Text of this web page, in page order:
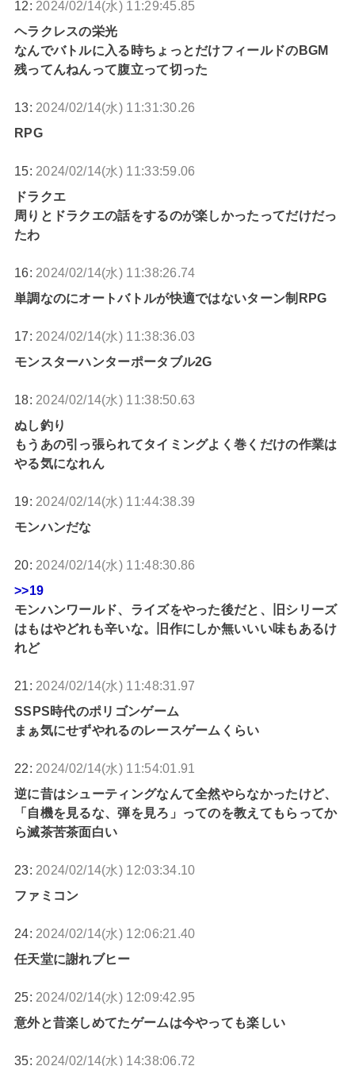
12: 2024/02/14(水) 11:29:45.85
ヘラクレスの栄光
なんでバトルに入る時ちょっとだけフィールドのBGM
残ってんねんって腹立って切った
13: 2024/02/14(水) 11:31:30.26
RPG
15: 2024/02/14(水) 11:33:59.06
ドラクエ
周りとドラクエの話をするのが楽しかったってだけだっ
たわ
16: 2024/02/14(水) 11:38:26.74
単調なのにオートバトルが快適ではないターン制RPG
17: 2024/02/14(水) 11:38:36.03
モンスターハンターポータブル2G
18: 2024/02/14(水) 11:38:50.63
ぬし釣り
もうあの引っ張られてタイミングよく巻くだけの作業は
やる気になれん
19: 2024/02/14(水) 11:44:38.39
モンハンだな
20: 2024/02/14(水) 11:48:30.86
>>19
モンハンワールド、ライズをやった後だと、旧シリーズ
はもはやどれも辛いな。旧作にしか無いいい味もあるけ
れど
21: 2024/02/14(水) 11:48:31.97
SSPS時代のポリゴンゲーム
まぁ気にせずやれるのレースゲームくらい
22: 2024/02/14(水) 11:54:01.91
逆に昔はシューティングなんて全然やらなかったけど、
「自機を見るな、弾を見ろ」ってのを教えてもらってか
ら滅茶苦茶面白い
23: 2024/02/14(水) 12:03:34.10
ファミコン
24: 2024/02/14(水) 12:06:21.40
任天堂に謝れブヒー
25: 2024/02/14(水) 12:09:42.95
意外と昔楽しめてたゲームは今やっても楽しい
35: 2024/02/14(水) 14:38:06.72